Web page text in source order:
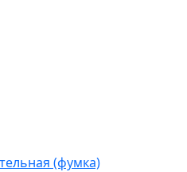
(фумка)